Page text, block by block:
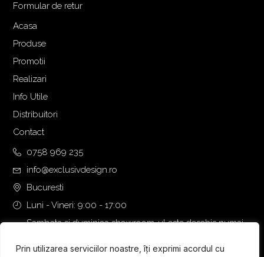
Prin utilizarea serviciilor noastre, îți exprimi acordul cu
Formular de retur
Acasa
Produse
Promotii
Realizari
Info Utile
Distribuitori
Contact
0758 969 235
info@exclusivdesign.ro
Bucuresti
Luni - Vineri: 9:00 - 17:00
Sambata si duminica showroom-ul este deschis numai